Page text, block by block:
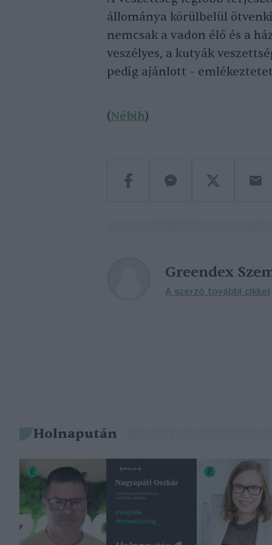
állománya körülbelül
nemcsak a vadon élő és a
veszélyes, a kutyák
pedig ajánlott –
(Nébih)
Greendex
A szerző további cikkei
Holnapután